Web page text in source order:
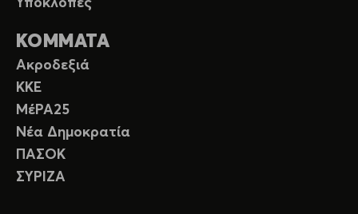
Υποκλοπές
ΚΟΜΜΑΤΑ
Ακροδεξιά
ΚΚΕ
ΜέΡΑ25
Νέα Δημοκρατία
ΠΑΣΟΚ
ΣΥΡΙΖΑ